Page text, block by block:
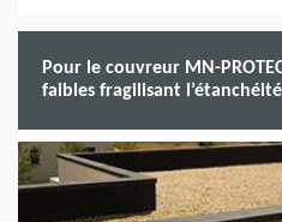
Pour le couvreur MN-
faibles fragilisant